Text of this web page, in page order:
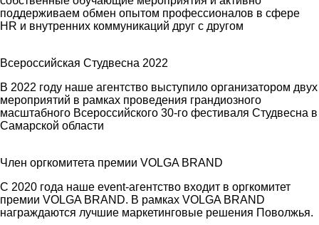
поддерживаем обмен опытом профессионалов в сфере
HR и внутренних коммуникаций друг с другом
Всероссийская Студвесна 2022
В 2022 году наше агентство выступило организатором двух
мероприятий в рамках проведения грандиозного
масштабного Всероссийского 30-го фестиваля Студвесна в
Самарской области
Член оргкомитета премии VOLGA BRAND
С 2020 года наше event-агентство входит в оргкомитет
премии VOLGA BRAND. В рамках VOLGA BRAND
награждаются лучшие маркетинговые решения Поволжья.